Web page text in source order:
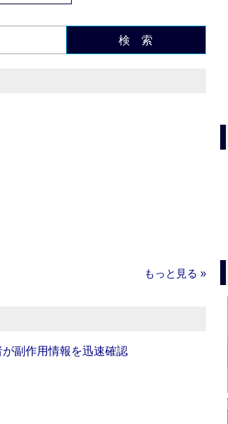
検 索
もっと見る »
が副作用情報を迅速確認